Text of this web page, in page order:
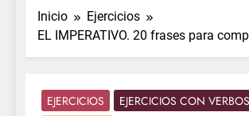
Inicio
Ejercicios
EL IMPERATIVO. 20 frases para
EJERCICIOS
EJERCICIOS CON VERBOS